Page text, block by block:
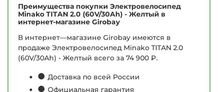
Преимущества покупки Электровелосипед
Minako TITAN 2.0 (60V/30Ah) - Желтый в
интернет-магазине Girobay
В интернет—магазине Girobay имеются в
продаже Электровелосипед Minako TITAN 2.0
(60V/30Ah) - Желтый всего за 74 900 ₽.
● Доставка по всей России
● Официальная гарантия